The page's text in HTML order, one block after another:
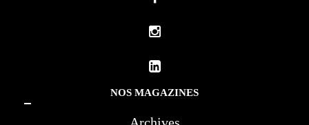
NOS MAGAZINES